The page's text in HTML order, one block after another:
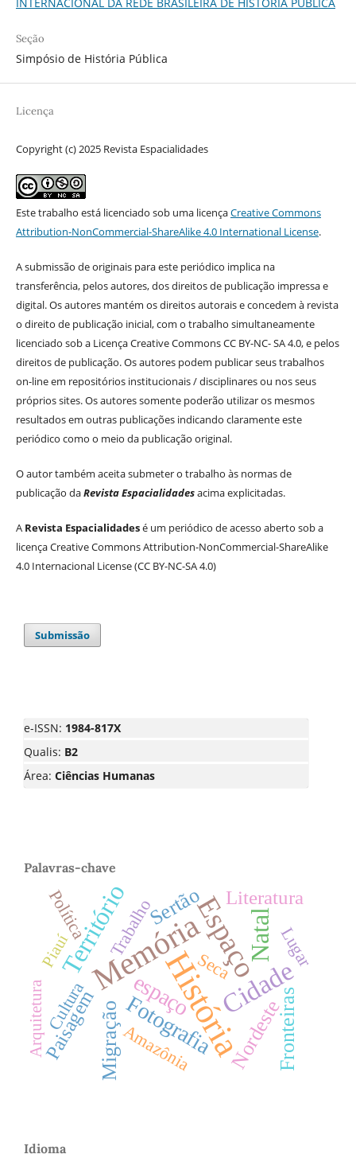
Seção
Simpósio de História Pública
Licença
Copyright (c) 2025 Revista Espacialidades
Este trabalho está licenciado sob uma licençaCreative Commons
Attribution-NonCommercial-ShareAlike 4.0 International License.
A submissão de originais para este periódico implica na
transferência, pelos autores, dos direitos de publicação impressa e
digital. Os autores mantém os direitos autorais e concedem à revista
o direito de publicação inicial, com o trabalho simultaneamente
licenciado sob a Licença Creative Commons CC BY-NC- SA 4.0, e pelos
direitos de publicação. Os autores podem publicar seus trabalhos
on-line em repositórios institucionais / disciplinares ou nos seus
próprios sites. Os autores somente poderão utilizar os mesmos
resultados em outras publicações indicando claramente este
periódico como o meio da publicação original.
O autor também aceita submeter o trabalho às normas de
publicação daRevista Espacialidadesacima explicitadas.
A Revista Espacialidadesé um periódico de acesso aberto sob a
licença Creative Commons Attribution-NonCommercial-ShareAlike
4.0 Internacional License (CC BY-NC-SA 4.0)
Submissão
e-ISSN: 1984-817X
Qualis: B2
Área: Ciências Humanas
Palavras-chave
História
MemóriaEspaço
Cidade
Território Natal
Fotografia
espaço
Migração Fronteiras
Sertão
Nordeste
Paisagem
Literatura
Trabalho
Seca
Política
Amazônia
Lugar
Cultura
Piauí
Arquitetura
Idioma